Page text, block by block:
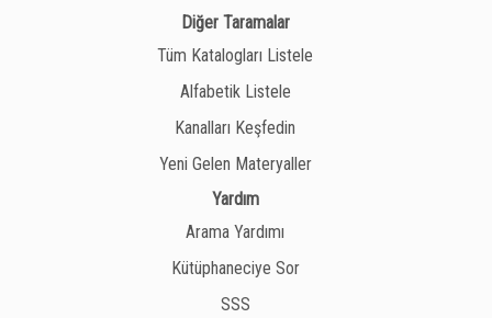
Diğer Taramalar
Tüm Katalogları Listele
Alfabetik Listele
Kanalları Keşfedin
Yeni Gelen Materyaller
Yardım
Arama Yardımı
Kütüphaneciye Sor
SSS